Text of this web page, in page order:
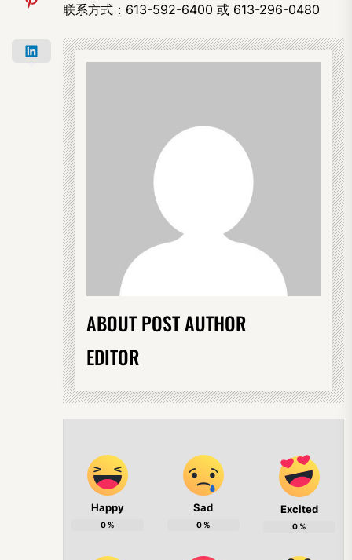
联系方式：613-592-6400 或 613-296-0480
ABOUT POST AUTHOR
EDITOR
Happy
0%
Sad
0%
Excited
0%